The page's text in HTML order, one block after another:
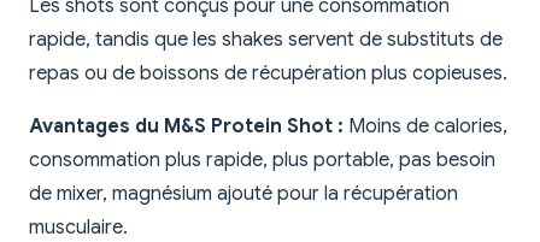
Les shots sont conçus pour une consommation
rapide, tandis que les shakes servent de substituts de
repas ou de boissons de récupération plus copieuses.
Avantages du M&S Protein Shot : Moins de calories,
consommation plus rapide, plus portable, pas besoin
de mixer, magnésium ajouté pour la récupération
musculaire.